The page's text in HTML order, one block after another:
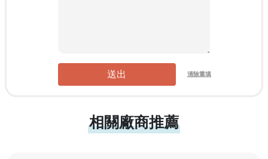
送出 清除重填
相關廠商推薦